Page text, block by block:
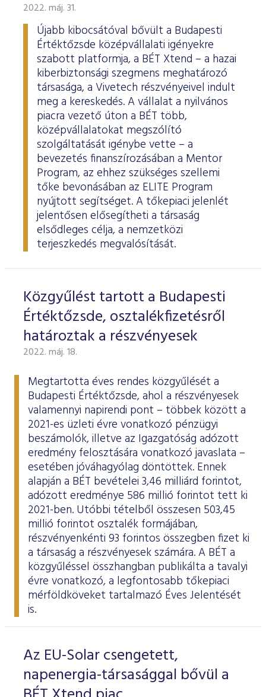
ESG Útmutató
2022. máj. 31.
Újabb kibocsátóval bővült a Budapesti
Értéktőzsde középvállalati igényekre
szabott platformja, a BÉT Xtend – a hazai
kiberbiztonsági szegmens meghatározó
társasága, a Vivetech részvényeivel indult
meg a kereskedés. A vállalat a nyilvános
piacra vezető úton a BÉT több,
középvállalatokat megszólító
szolgáltatását igénybe vette – a
bevezetés finanszírozásában a Mentor
Program, az ehhez szükséges szellemi
tőke bevonásában az ELITE Program
nyújtott segítséget. A tőkepiaci jelenlét
jelentősen elősegítheti a társaság
elsődleges célja, a nemzetközi
terjeszkedés megvalósítását.
Közgyűlést tartott a Budapesti
Értéktőzsde, osztalékfizetésről
határoztak a részvényesek
2022. máj. 18.
Megtartotta éves rendes közgyűlését a
Budapesti Értéktőzsde, ahol a részvényesek
valamennyi napirendi pont – többek között a
2021-es üzleti évre vonatkozó pénzügyi
beszámolók, illetve az Igazgatóság adózott
eredmény felosztására vonatkozó javaslata –
esetében jóváhagyólag döntöttek. Ennek
alapján a BÉT bevételei 3,46 milliárd forintot,
adózott eredménye 586 millió forintot tett ki
2021-ben. Utóbbi tételből összesen 503,45
millió forintot osztalék formájában,
részvényenkénti 93 forintos összegben fizet ki
a társaság a részvényesek számára. A BÉT a
közgyűléssel összhangban publikálta a tavalyi
évre vonatkozó, a legfontosabb tőkepiaci
mérföldköveket tartalmazó Éves Jelentését
is.
Az EU-Solar csengetett,
napenergia-társasággal bővül a